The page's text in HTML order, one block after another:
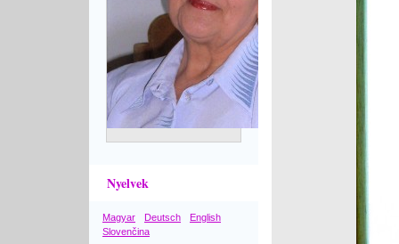
Nyelvek
Magyar Deutsch
English
Slovenčina